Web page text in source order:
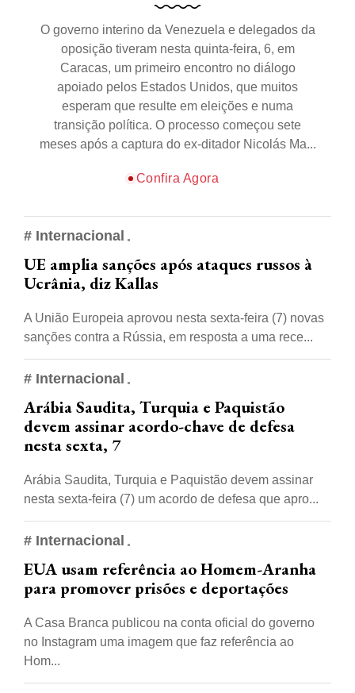
O governo interino da Venezuela e delegados da
oposição tiveram nesta quinta-feira, 6, em
Caracas, um primeiro encontro no diálogo
apoiado pelos Estados Unidos, que muitos
esperam que resulte em eleições e numa
transição política. O processo começou sete
meses após a captura do ex-ditador Nicolás Ma...
Confira Agora
# Internacional
UE amplia sanções após ataques russos à
Ucrânia, diz Kallas
A União Europeia aprovou nesta sexta-feira (7) novas
sanções contra a Rússia, em resposta a uma rece...
# Internacional
Arábia Saudita, Turquia e Paquistão
devem assinar acordo-chave de defesa
nesta sexta, 7
Arábia Saudita, Turquia e Paquistão devem assinar
nesta sexta-feira (7) um acordo de defesa que apro...
# Internacional
EUA usam referência ao Homem-Aranha
para promover prisões e deportações
A Casa Branca publicou na conta oficial do governo
no Instagram uma imagem que faz referência ao
Hom...